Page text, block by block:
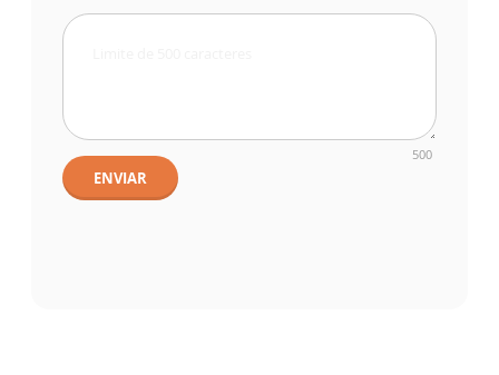
500
ENVIAR